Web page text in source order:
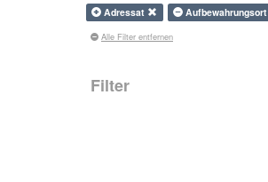
Adressat
Aufbewahrungsort
Alle Filter entfernen
Filter